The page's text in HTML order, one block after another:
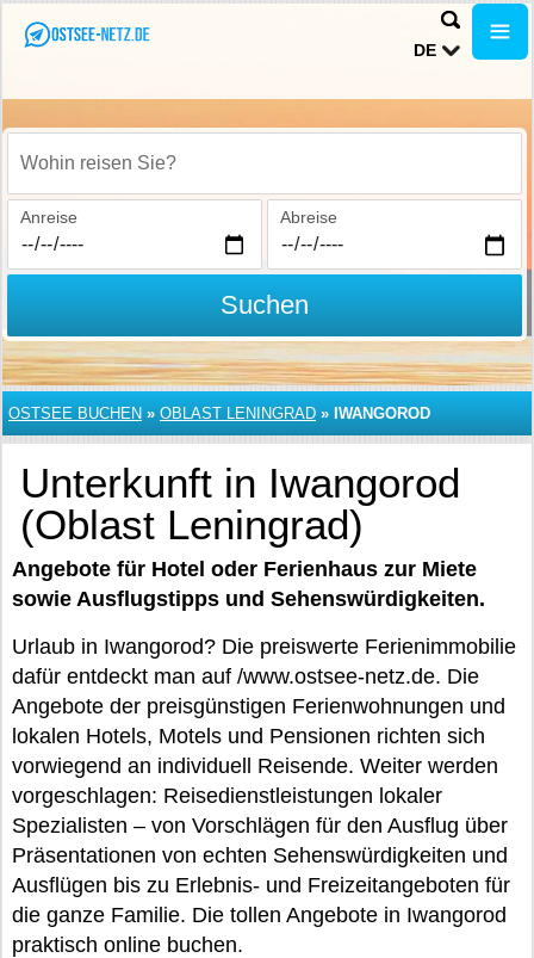
DE
Wohin reisen Sie?
Anreise Abreise
Suchen
OSTSEE BUCHEN » OBLAST LENINGRAD » IWANGOROD
Unterkunft in Iwangorod
(Oblast Leningrad)
Angebote für Hotel oder Ferienhaus zur Miete
sowie Ausflugstipps und Sehenswürdigkeiten.
Urlaub in Iwangorod? Die preiswerte Ferienimmobilie
dafür entdeckt man auf /www.ostsee-netz.de. Die
Angebote der preisgünstigen Ferienwohnungen und
lokalen Hotels, Motels und Pensionen richten sich
vorwiegend an individuell Reisende. Weiter werden
vorgeschlagen: Reisedienstleistungen lokaler
Spezialisten – von Vorschlägen für den Ausflug über
Präsentationen von echten Sehenswürdigkeiten und
Ausflügen bis zu Erlebnis- und Freizeitangeboten für
die ganze Familie. Die tollen Angebote in Iwangorod
praktisch online buchen.